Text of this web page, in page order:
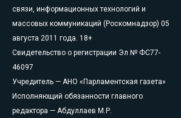
связи, информационных технологий и
массовых коммуникаций (Роскомнадзор) 05
августа 2011 года. 18+
Свидетельство о регистрации Эл № ФС77-
46097
Учредитель — АНО «Парламентская газета»
Исполняющий обязанности главного
редактора — Абдуллаев М.Р.